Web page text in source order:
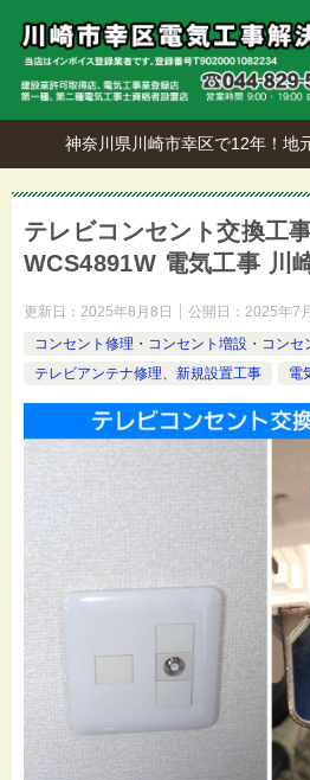
神奈川県川崎市幸区で12年！地
テレビコンセント交換工
WCS4891W 電気工事 川
更新日： 2025年8月8日 公開日： 2025年7
コンセント修理・コンセント増設・コンセ
テレビアンテナ修理、新規設置工事
電